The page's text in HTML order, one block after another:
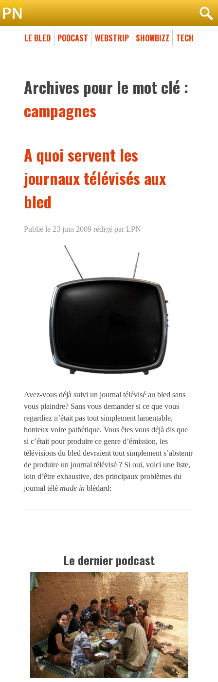
LE BLED PODCAST WEBSTRIP SHOWBIZZ TECH
Archives pour le mot clé :
campagnes
A quoi servent les
journaux télévisés aux
bled
Publié le 23 juin 2009 rédigé par LPN
Avez-vous déjà suivi un journal télévisé au bled sans
vous plaindre? Sans vous demander si ce que vous
regardiez n’était pas tout simplement lamentable,
honteux voire pathétique. Vous êtes vous déjà dis que
si c’était pour produire ce genre d’émission, les
télévisions du bled devraient tout simplement s’abstenir
de produire un journal télévisé ? Si oui, voici une liste,
loin d’être exhaustive, des principaux problèmes du
journal télé made in blédard:
Le dernier podcast